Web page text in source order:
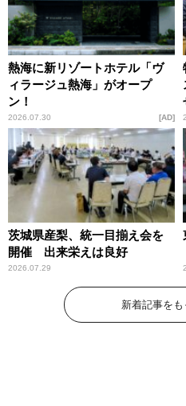
熱海に新リゾートホテル「ヴ
ィラージュ熱海」がオープ
ン！
2026.07.30 AD
茨城県産梨、統一目揃え会を
開催 出来栄えは良好
2026.07.29
新着記事を